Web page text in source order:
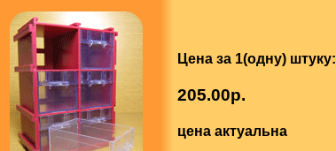
Цена за 1(одну) штуку:
205.00р.
цена актуальна